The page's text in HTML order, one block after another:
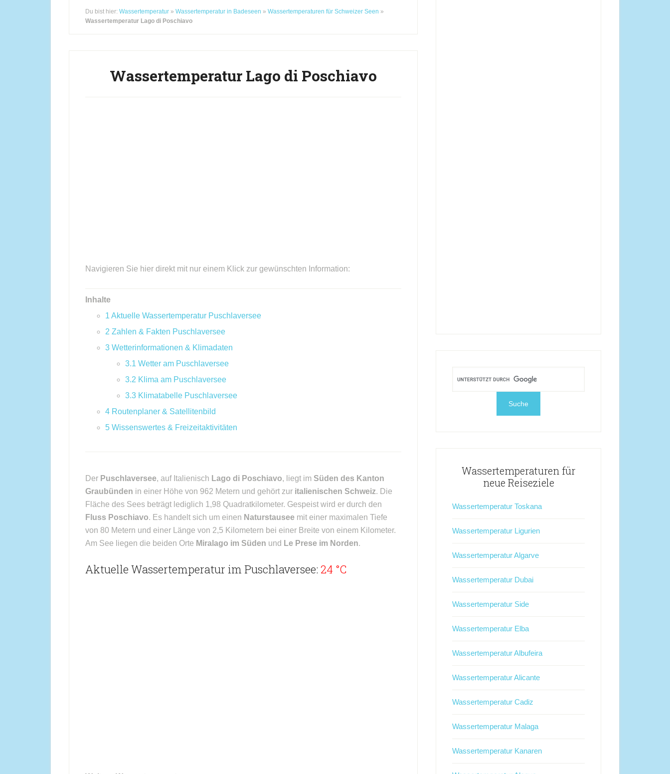
Du bist hier: Wassertemperatur » Wassertemperatur in Badeseen » Wassertemperaturen für Schweizer Seen »
Wassertemperatur Lago di Poschiavo
Wassertemperatur Lago di Poschiavo
Navigieren Sie hier direkt mit nur einem Klick zur gewünschten Information:
Inhalte
1 Aktuelle Wassertemperatur Puschlaversee
2 Zahlen & Fakten Puschlaversee
3 Wetterinformationen & Klimadaten
3.1 Wetter am Puschlaversee
3.2 Klima am Puschlaversee
3.3 Klimatabelle Puschlaversee
4 Routenplaner & Satellitenbild
5 Wissenswertes & Freizeitaktivitäten
Der Puschlaversee, auf Italienisch Lago di Poschiavo, liegt im Süden des Kanton
Graubünden in einer Höhe von 962 Metern und gehört zur italienischen Schweiz. Die
Fläche des Sees beträgt lediglich 1,98 Quadratkilometer. Gespeist wird er durch den
Fluss Poschiavo. Es handelt sich um einen Naturstausee mit einer maximalen Tiefe
von 80 Metern und einer Länge von 2,5 Kilometern bei einer Breite von einem Kilometer.
Am See liegen die beiden Orte Miralago im Süden und Le Prese im Norden.
Aktuelle Wassertemperatur im Puschlaversee: 24 °C
Wassertemperaturen für
neue Reiseziele
Wassertemperatur Toskana
Wassertemperatur Ligurien
Wassertemperatur Algarve
Wassertemperatur Dubai
Wassertemperatur Side
Wassertemperatur Elba
Wassertemperatur Albufeira
Wassertemperatur Alicante
Wassertemperatur Cadiz
Wassertemperatur Malaga
Wassertemperatur Kanaren